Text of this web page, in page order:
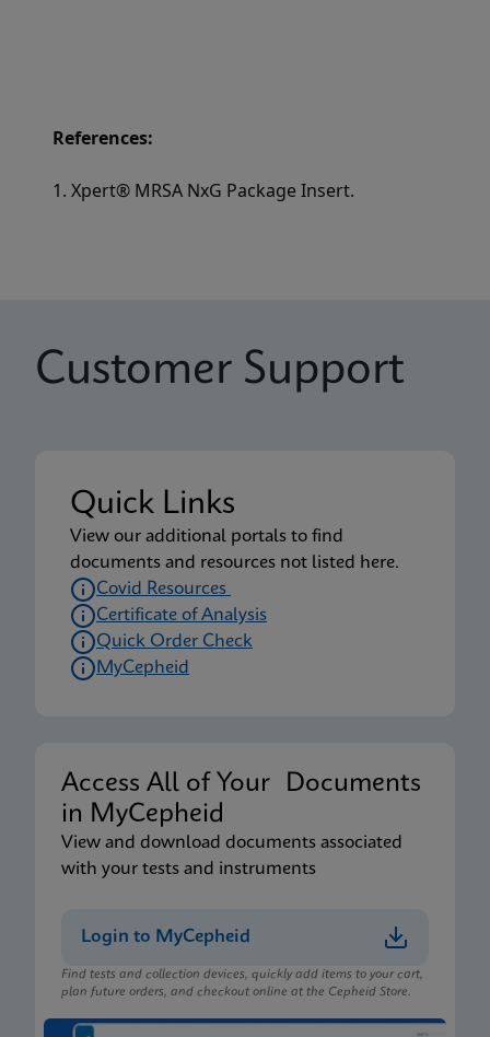
References:
1. Xpert® MRSA NxG Package Insert.
Customer Support
Quick Links
View our additional portals to find
documents and resources not listed here.
Covid Resources
Certificate of Analysis
Quick Order Check
MyCepheid
Access All of Your Documents
in MyCepheid
View and download documents associated
with your tests and instruments
Login to MyCepheid
Find tests and collection devices, quickly add items to your cart,
plan future orders, and checkout online at the Cepheid Store.